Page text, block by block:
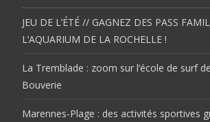
JEU DE L’ÉTÉ // GAGNEZ DES PASS
L’AQUARIUM DE LA ROCHELLE !
La Tremblade : zoom sur l’école de surf
Bouverie
Marennes-Plage : des activités sportives